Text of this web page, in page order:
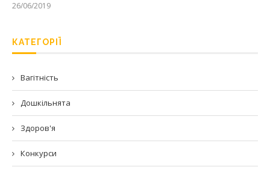
26/06/2019
КАТЕГОРІЇ
Вагітність
Дошкільнята
Здоров'я
Конкурси